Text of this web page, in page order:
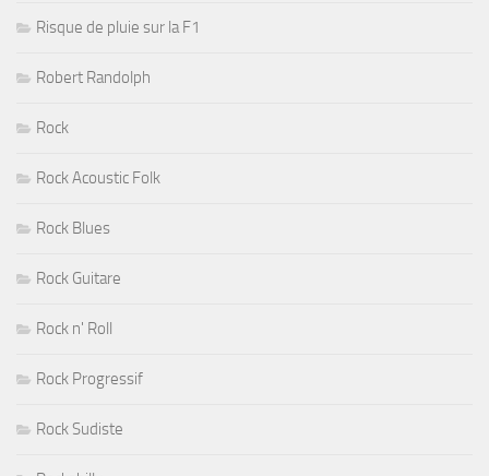
Risque de pluie sur la F1
Robert Randolph
Rock
Rock Acoustic Folk
Rock Blues
Rock Guitare
Rock n' Roll
Rock Progressif
Rock Sudiste